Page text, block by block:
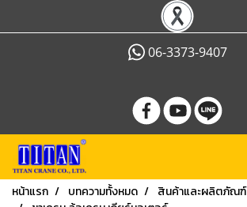
06-3373-9407
หน้าแรก บทความทั้งหมด
สินค้าและผลิตภัณฑ์